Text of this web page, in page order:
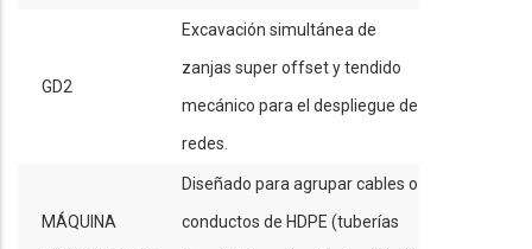
GD2
Excavación simultánea de
zanjas super offset y tendido
mecánico para el despliegue de
redes.
MÁQUINA
Diseñado para agrupar cables o
conductos de HDPE (tuberías